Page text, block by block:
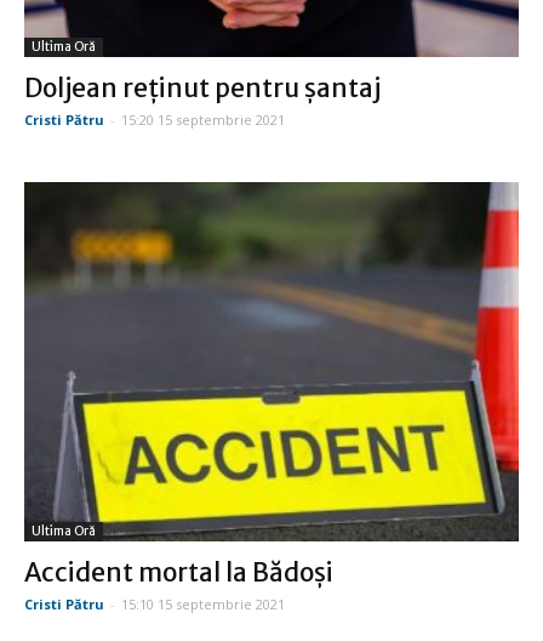
Ultima Oră
Doljean reţinut pentru şantaj
Cristi Pătru - 15:20 15 septembrie 2021
Ultima Oră
Accident mortal la Bădoşi
Cristi Pătru - 15:10 15 septembrie 2021